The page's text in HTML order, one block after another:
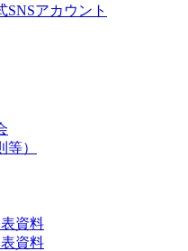
アカウント
）
資料
資料